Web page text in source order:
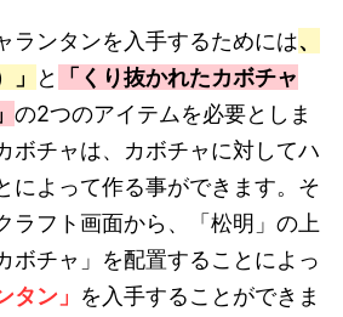
ランタンを入手するためには、
」
と
「くり抜かれたカボチャ
の2つのアイテムを必要としま
ボチャは、カボチャに対してハ
によって作る事ができます。そ
ラフト画面から、「松明」の上
ボチャ」を配置することによっ
タン」 を入手することができま